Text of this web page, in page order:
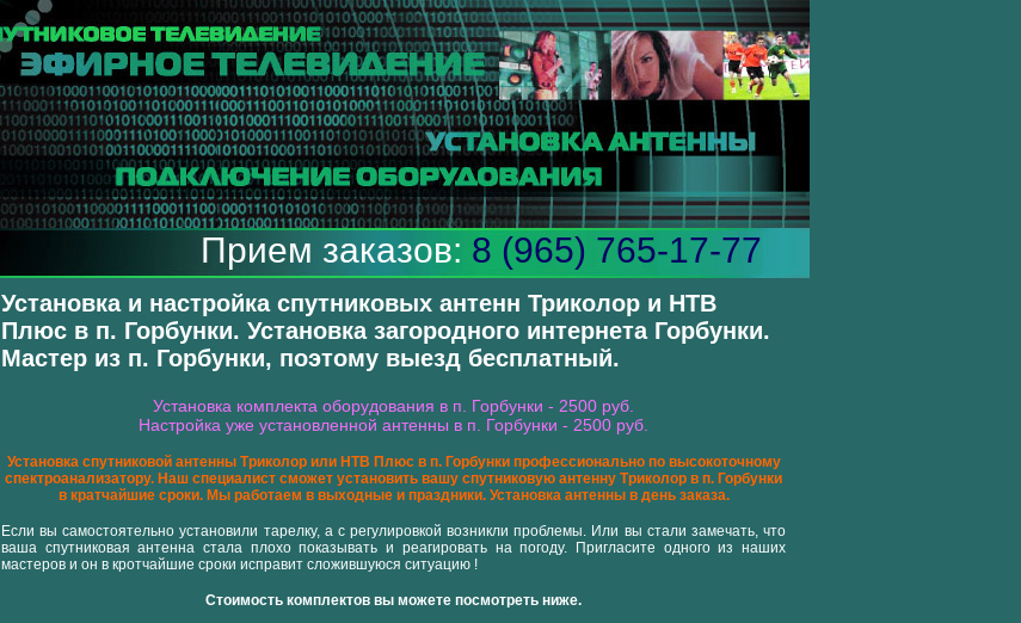
Прием заказов: 8 (965) 765-17-77
Установка и настройка спутниковых антенн Триколор и НТВ
Плюс в п. Горбунки. Установка загородного интернета Горбунки.
Мастер из п. Горбунки, поэтому выезд бесплатный.
Установка комплекта оборудования в п. Горбунки - 2500 руб.
Настройка уже установленной антенны в п. Горбунки - 2500 руб.
Установка спутниковой антенны Триколор или НТВ Плюс в п. Горбунки профессионально по высокоточному
спектроанализатору. Наш специалист сможет установить вашу спутниковую антенну Триколор в п. Горбунки
в кратчайшие сроки. Мы работаем в выходные и праздники. Установка антенны в день заказа.
Если вы самостоятельно установили тарелку, а с регулировкой возникли проблемы. Или вы стали замечать, что
ваша спутниковая антенна стала плохо показывать и реагировать на погоду. Пригласите одного из наших
мастеров и он в кротчайшие сроки исправит сложившуюся ситуацию !
Стоимость комплектов вы можете посмотреть ниже.